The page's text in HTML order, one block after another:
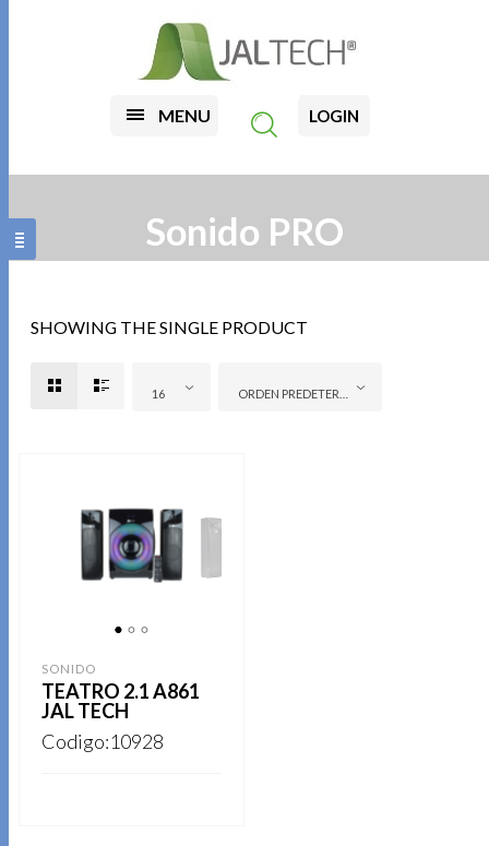
MENU LOGIN
Sonido PRO
SHOWING THE SINGLE PRODUCT
16
SONIDO
TEATRO 2.1 A861
JAL TECH
Codigo:10928